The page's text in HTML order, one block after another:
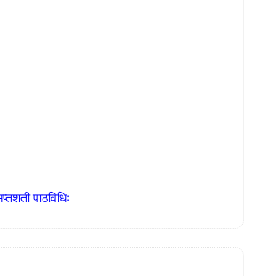
पाठविधिः